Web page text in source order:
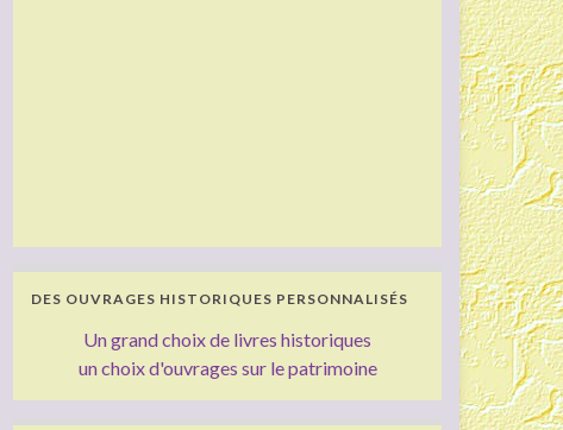
DES OUVRAGES HISTORIQUES PERSONNALISÉS
Un grand choix de livres historiques
un choix d'ouvrages sur le patrimoine